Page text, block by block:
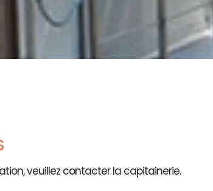
veuillez contacter la capitainerie.